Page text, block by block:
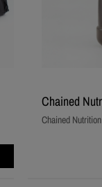
Chained
Chained